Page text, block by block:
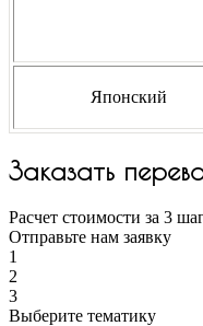
Японский
Заказать
Расчет стоимости за 3
Отправьте нам заявку
1
2
3
Выберите тематику